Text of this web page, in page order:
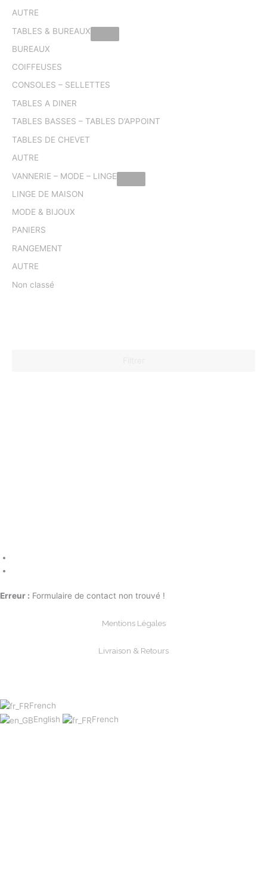
AUTRE
TABLES & BUREAUX
BUREAUX
COIFFEUSES
CONSOLES – SELLETTES
TABLES A DINER
TABLES BASSES – TABLES D’APPOINT
TABLES DE CHEVET
AUTRE
VANNERIE – MODE – LINGE
LINGE DE MAISON
MODE & BIJOUX
PANIERS
RANGEMENT
AUTRE
Non classé
Erreur : Formulaire de contact non trouvé !
Mentions Légales
Livraison & Retours
French
English
French